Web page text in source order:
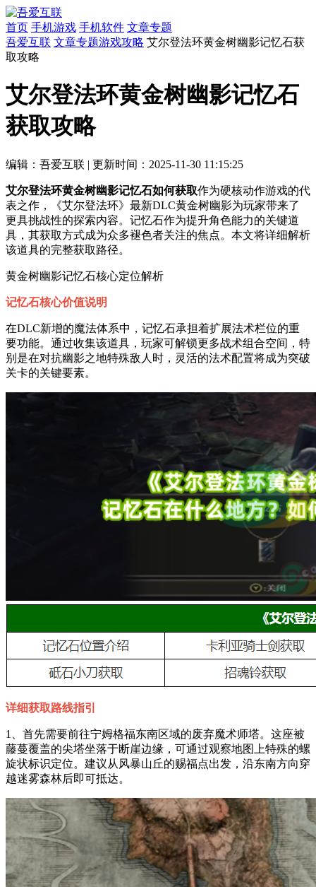
首页 手机游戏 手机软件 文章专题
吾爱互联 文章专题游戏攻略 艾尔登法环黄金树幽影记忆石获
取攻略
艾尔登法环黄金树幽影记忆石
获取攻略
编辑：吾爱互联 | 更新时间：2025-11-30 11:15:25
艾尔登法环黄金树幽影记忆石如何获取作为硬核动作游戏的代
表之作，《艾尔登法环》最新DLC黄金树幽影为玩家带来了
更具挑战性的探索内容。记忆石作为提升角色能力的关键道
具，其获取方式成为众多褪色者关注的焦点。本文将详细解析
该道具的完整获取路径。
黄金树幽影记忆石核心定位解析
记忆石核心价值说明
在DLC新增的魔法体系中，记忆石承担着扩展法术栏位的重
要功能。通过收集该道具，玩家可解锁更多战术组合空间，特
别是在对抗幽影之地特殊敌人时，灵活的法术配置将成为突破
关卡的关键要素。
详细获取路线指引
1、首先需要前往宁姆格福东南区域的废弃魔术师塔。这座被
藤蔓覆盖的尖塔坐落于断崖边缘，可通过观察地图上特殊的螺
旋状标识定位。建议从风暴山丘的赐福点出发，沿东南方向穿
越迷雾森林后即可抵达。